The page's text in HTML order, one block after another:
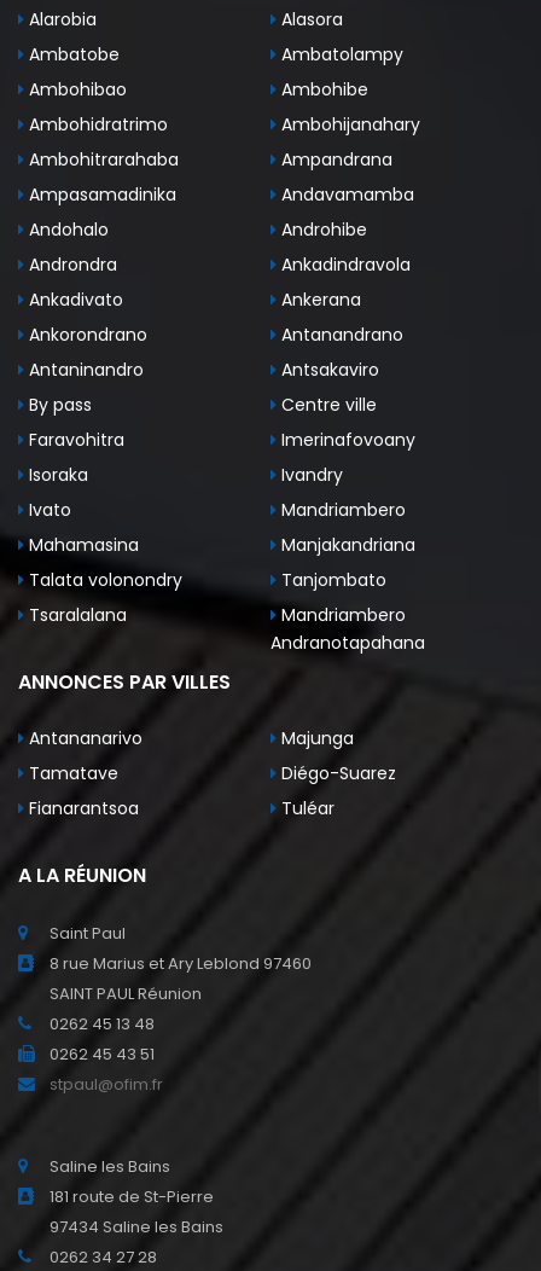
Alarobia
Alasora
Ambatobe
Ambatolampy
Ambohibao
Ambohibe
Ambohidratrimo
Ambohijanahary
Ambohitrarahaba
Ampandrana
Ampasamadinika
Andavamamba
Andohalo
Androhibe
Androndra
Ankadindravola
Ankadivato
Ankerana
Ankorondrano
Antanandrano
Antaninandro
Antsakaviro
By pass
Centre ville
Faravohitra
Imerinafovoany
Isoraka
Ivandry
Ivato
Mandriambero
Mahamasina
Manjakandriana
Talata volonondry
Tanjombato
Tsaralalana
Mandriambero
Andranotapahana
ANNONCES PAR VILLES
Antananarivo
Majunga
Tamatave
Diégo-Suarez
Fianarantsoa
Tuléar
A LA RÉUNION
Saint Paul
8 rue Marius et Ary Leblond 97460
SAINT PAUL Réunion
0262 45 13 48
0262 45 43 51
stpaul@ofim.fr
Saline les Bains
181 route de St-Pierre
97434 Saline les Bains
0262 34 27 28